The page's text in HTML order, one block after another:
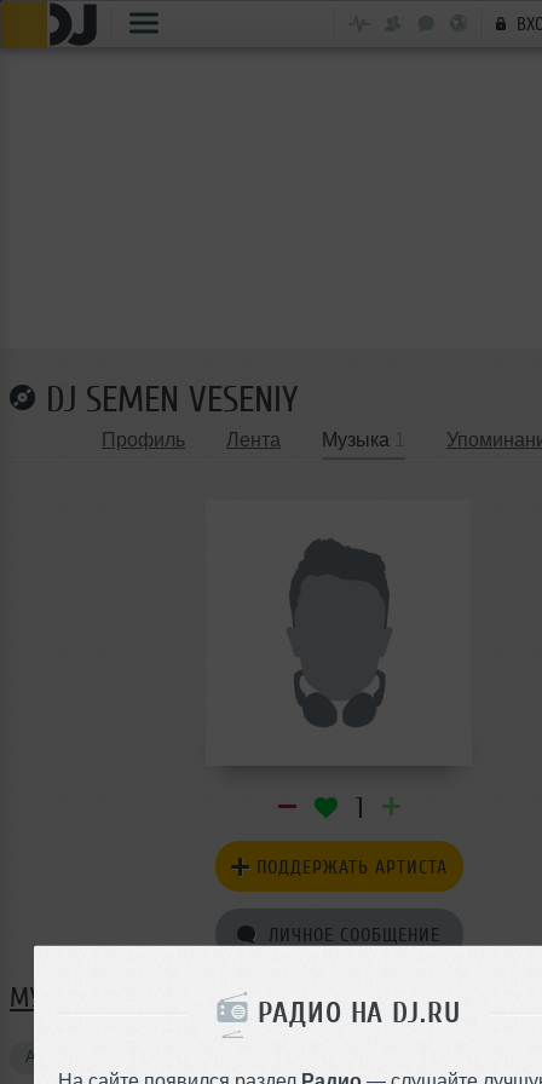
РАДИО НА DJ.RU
DJ SEMEN VESENIY
Профиль Лента Музыка
1
ПОДДЕРЖАТЬ АРТИСТА
ЛИЧНОЕ СООБЩЕНИЕ
МУЗЫКА DJ SEMEN VESENIY
Авторские треки